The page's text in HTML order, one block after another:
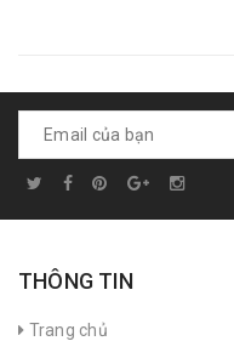
THÔNG TIN
Trang chủ